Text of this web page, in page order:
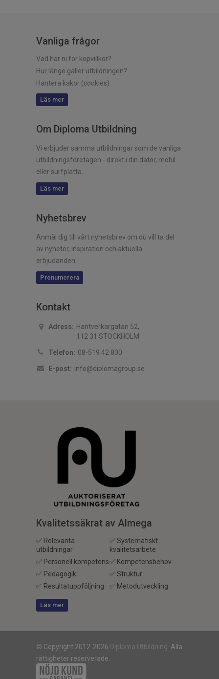
Vanliga frågor
Vad har ni för köpvillkor?
Hur länge gäller utbildningen?
Hantera kakor (cookies)
Läs mer
Om Diploma Utbildning
Vi erbjuder samma utbildningar som de vanliga
utbildningsföretagen - direkt i din dator, mobil
eller surfplatta.
Läs mer
Nyhetsbrev
Anmäl dig till vårt nyhetsbrev om du vill ta del
av nyheter, inspiration och aktuella
erbjudanden.
Prenumerera
Kontakt
Adress: Hantverkargatan 52,
112 31 STOCKHOLM
Telefon: 08-519 42 800
E-post: info@diplomagroup.se
Kvalitetssäkrat av Almega
✅ Relevanta
utbildningar
✅ Personell kompetens
✅ Pedagogik
✅ Resultatuppföljning
✅ Systematiskt
kvalitetsarbete
✅ Kompetensbehov
✅ Struktur
✅ Metodutveckling
Läs mer
© Copyright 2012-2026 Diploma Utbildning. Alla
rättigheter reserverade.